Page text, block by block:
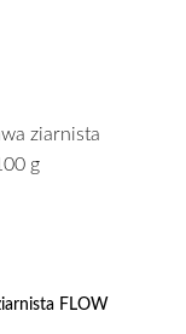
FLOW